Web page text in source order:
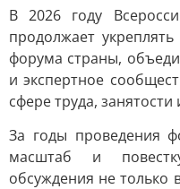
В 2026 году
продолжает укреплять
форума страны,
и экспертное
сфере труда,
За годы проведения
масштаб и
обсуждения не только